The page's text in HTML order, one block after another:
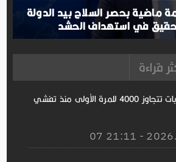
ماضية بحصر السلاح بيد الدولة
في استهداف الحشد
قراءة
إيبولا.. الإصابات تتجاوز 4000 للمرة الأولى منذ تفشي